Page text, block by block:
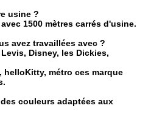
usine ?
1500 mètres carrés d'usine.
avez travaillées avec ?
Disney, les Dickies,
métro ces marque
couleurs adaptées aux